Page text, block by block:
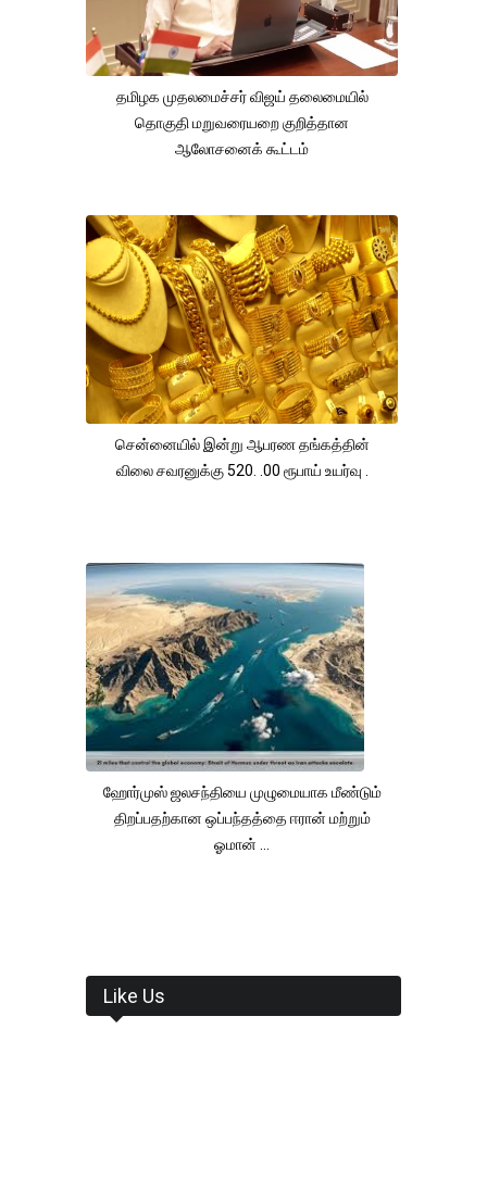
தமிழக முதலமைச்சர் விஜய் தலைமையில்
தொகுதி மறுவரையறை குறித்தான
ஆலோசனைக் கூட்டம்
சென்னையில் இன்று ஆபரண தங்கத்தின்
விலை சவரனுக்கு 520. .00 ரூபாய் உயர்வு .
ஹோர்முஸ் ஜலசந்தியை முழுமையாக மீண்டும்
திறப்பதற்கான ஒப்பந்தத்தை ஈரான் மற்றும்
ஓமான் ...
Like Us